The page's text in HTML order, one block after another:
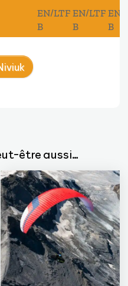
EN/LTF
B
EN/LTF
B
EN/
B
être aussi…